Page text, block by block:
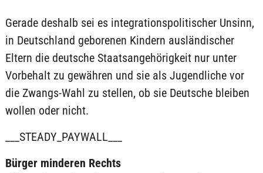
Gerade deshalb sei es integrationspolitischer Unsinn,
in Deutschland geborenen Kindern ausländischer
Eltern die deutsche Staatsangehörigkeit nur unter
Vorbehalt zu gewähren und sie als Jugendliche vor
die Zwangs-Wahl zu stellen, ob sie Deutsche bleiben
wollen oder nicht.
___STEADY_PAYWALL___
Bürger minderen Rechts